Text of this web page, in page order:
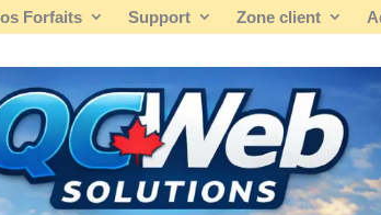
Forfaits Support Zone client